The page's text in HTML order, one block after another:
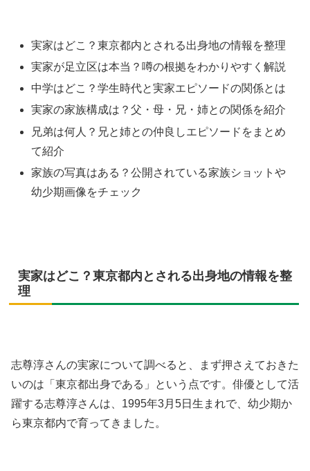
実家はどこ？東京都内とされる出身地の情報を整理
実家が足立区は本当？噂の根拠をわかりやすく解説
中学はどこ？学生時代と実家エピソードの関係とは
実家の家族構成は？父・母・兄・姉との関係を紹介
兄弟は何人？兄と姉との仲良しエピソードをまとめ
て紹介
家族の写真はある？公開されている家族ショットや
幼少期画像をチェック
実家はどこ？東京都内とされる出身地の情報を整
理
志尊淳さんの実家について調べると、まず押さえておきた
いのは「東京都出身である」という点です。俳優として活
躍する志尊淳さんは、1995年3月5日生まれで、幼少期か
ら東京都内で育ってきました。